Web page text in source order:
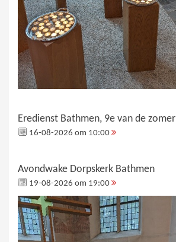
Eredienst Bathmen, 9e van de zomer
16-08-2026 om 10:00
Avondwake Dorpskerk Bathmen
19-08-2026 om 19:00